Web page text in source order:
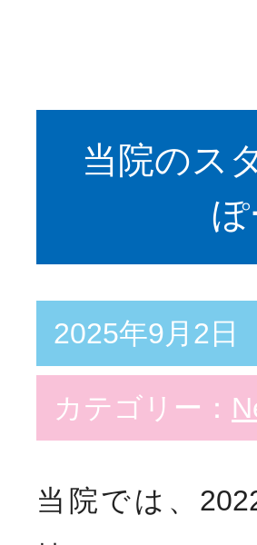
当院のス
2025年9月2日
カテゴリー：
当院では、